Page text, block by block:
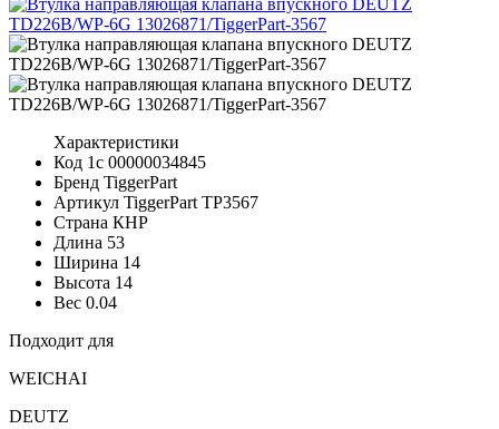
Характеристики
Код 1с 00000034845
Бренд TiggerPart
Артикул TiggerPart TP3567
Страна КНР
Длина 53
Ширина 14
Высота 14
Вес 0.04
Подходит для
WEICHAI
DEUTZ